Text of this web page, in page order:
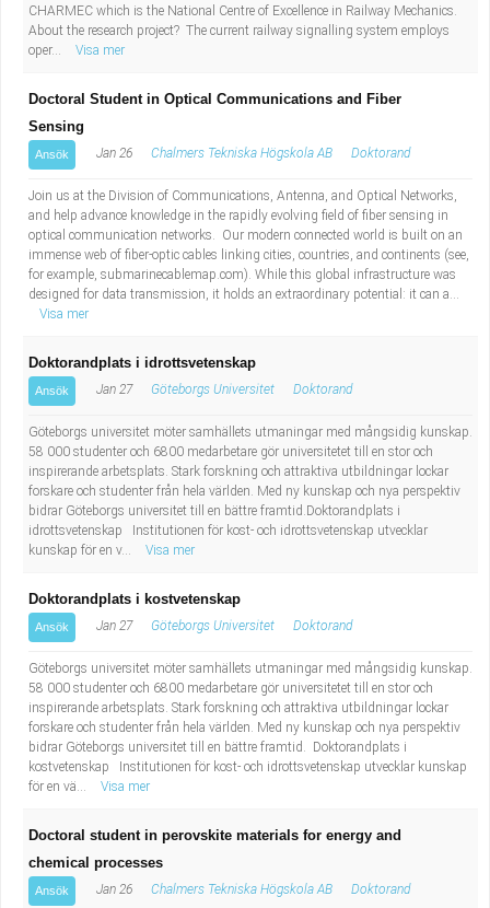
CHARMEC which is the National Centre of Excellence in Railway Mechanics.
About the research project? The current railway signalling system employs
oper...
Visa mer
Doctoral Student in Optical Communications and Fiber
Sensing
Ansök Jan 26 Chalmers Tekniska Högskola AB Doktorand
Join us at the Division of Communications, Antenna, and Optical Networks,
and help advance knowledge in the rapidly evolving field of fiber sensing in
optical communication networks. Our modern connected world is built on an
immense web of fiber-optic cables linking cities, countries, and continents (see,
for example, submarinecablemap.com). While this global infrastructure was
designed for data transmission, it holds an extraordinary potential: it can a...
Visa mer
Doktorandplats i idrottsvetenskap
Ansök Jan 27 Göteborgs Universitet Doktorand
Göteborgs universitet möter samhällets utmaningar med mångsidig kunskap.
58 000 studenter och 6800 medarbetare gör universitetet till en stor och
inspirerande arbetsplats. Stark forskning och attraktiva utbildningar lockar
forskare och studenter från hela världen. Med ny kunskap och nya perspektiv
bidrar Göteborgs universitet till en bättre framtid.Doktorandplats i
idrottsvetenskap Institutionen för kost- och idrottsvetenskap utvecklar
kunskap för en v...
Visa mer
Doktorandplats i kostvetenskap
Ansök Jan 27 Göteborgs Universitet Doktorand
Göteborgs universitet möter samhällets utmaningar med mångsidig kunskap.
58 000 studenter och 6800 medarbetare gör universitetet till en stor och
inspirerande arbetsplats. Stark forskning och attraktiva utbildningar lockar
forskare och studenter från hela världen. Med ny kunskap och nya perspektiv
bidrar Göteborgs universitet till en bättre framtid. Doktorandplats i
kostvetenskap Institutionen för kost- och idrottsvetenskap utvecklar kunskap
för en vä...
Visa mer
Doctoral student in perovskite materials for energy and
chemical processes
Ansök Jan 26 Chalmers Tekniska Högskola AB Doktorand